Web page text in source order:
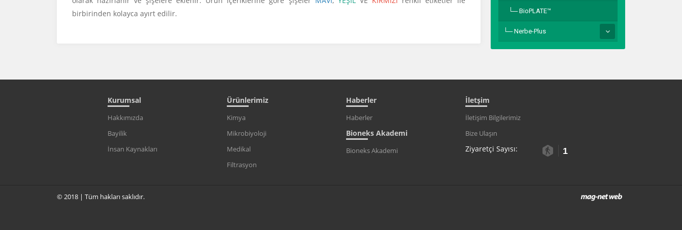
birbirinden kolayca ayırt edilir.
BioPLATE™
Nerbe-Plus
Kurumsal
Hakkımızda
Bayilik
İnsan Kaynakları
Ürünlerimiz
Kimya
Mikrobiyoloji
Medikal
Filtrasyon
Haberler
Haberler
Bioneks Akademi
Bioneks Akademi
İletşim
İletişim Bilgilerimiz
Bize Ulaşın
Ziyaretçi Sayısı: 1
© 2018 | Tüm hakları saklıdır.